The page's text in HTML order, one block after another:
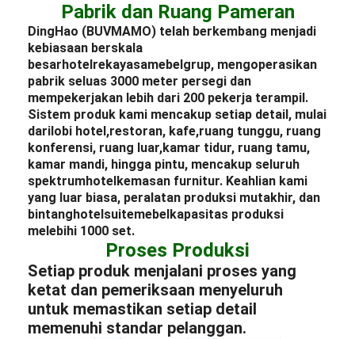
Pabrik dan Ruang Pameran
DingHao (BUVMAMO) telah berkembang menjadi
kebiasaan berskala
besar hotel rekayasamebel grup, mengoperasikan
pabrik seluas 3000 meter persegi dan
mempekerjakan lebih dari 200 pekerja terampil.
Sistem produk kami mencakup setiap detail, mulai
dari lobi hotel ,restoran, kafe,ruang tunggu, ruang
konferensi, ruang luar,kamar tidur, ruang tamu,
kamar mandi, hingga pintu, mencakup seluruh
spektrumhotel kemasan furnitur. Keahlian kami
yang luar biasa, peralatan produksi mutakhir, dan
bintang hotel suitemebel kapasitas produksi
melebihi 1000 set.
Proses Produksi
Setiap produk menjalani proses yang
ketat dan pemeriksaan menyeluruh
untuk memastikan setiap detail
memenuhi standar pelanggan.